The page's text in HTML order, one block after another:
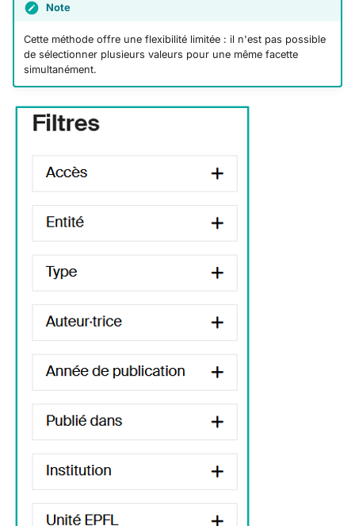
Note
Cette méthode offre une flexibilité limitée : il n'est pas possible
de sélectionner plusieurs valeurs pour une même facette
simultanément.